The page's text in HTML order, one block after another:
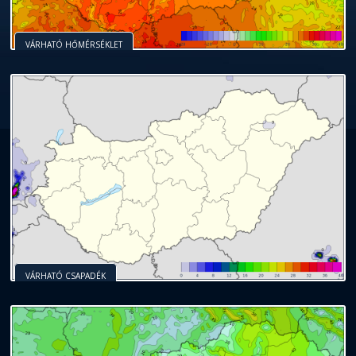
VÁRHATÓ HŐMÉRSÉKLET
VÁRHATÓ CSAPADÉK